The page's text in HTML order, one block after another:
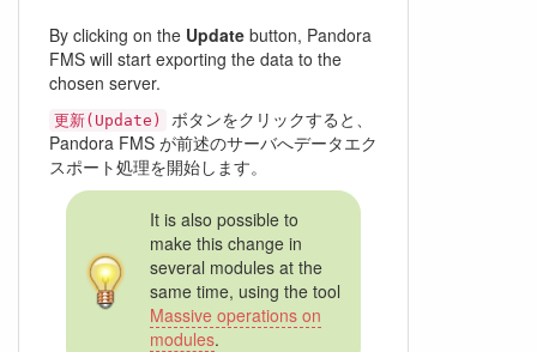
By clicking on the Update button, Pandora
FMS will start exporting the data to the
chosen server.
更新(Update)
ボタンをクリックすると、
Pandora FMS が前述のサーバへデータエク
スポート処理を開始します。
It is also possible to
make this change in
several modules at the
same time, using the tool
Massive operations on
modules.